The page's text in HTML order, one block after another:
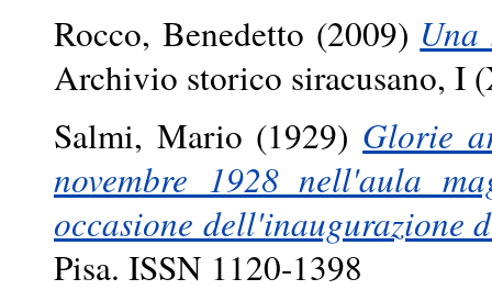
Rocco, Benedetto (2009)
Archivio storico siracusano, I
Salmi, Mario (1929) Glorie
novembre 1928 nell'aula
occasione dell'inaugurazione
Pisa. ISSN 1120-1398